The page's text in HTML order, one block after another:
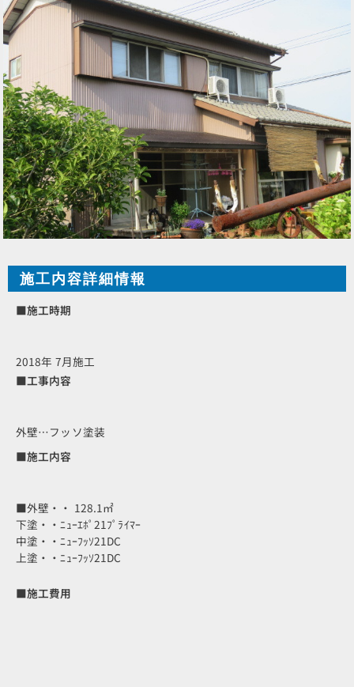
施工内容詳細情報
■施工時期
2018年 7月施工
■工事内容
外壁…フッソ塗装
■施工内容
■外壁・・ 128.1㎡
下塗・・ﾆｭｰｴﾎﾟ21ﾌﾟﾗｲﾏｰ
中塗・・ﾆｭｰﾌｯｿ21DC
上塗・・ﾆｭｰﾌｯｿ21DC
■施工費用